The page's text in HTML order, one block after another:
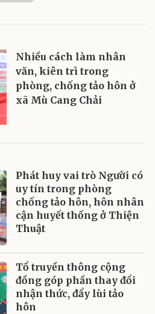
Nhiều cách làm nhân
văn, kiên trì trong
phòng, chống tảo hôn ở
xã Mù Cang Chải
Phát huy vai trò Người có
uy tín trong phòng
chống tảo hôn, hôn nhân
cận huyết thống ở Thiện
Thuật
Tổ truyền thông cộng
đồng góp phần thay đổi
nhận thức, đẩy lùi tảo
hôn